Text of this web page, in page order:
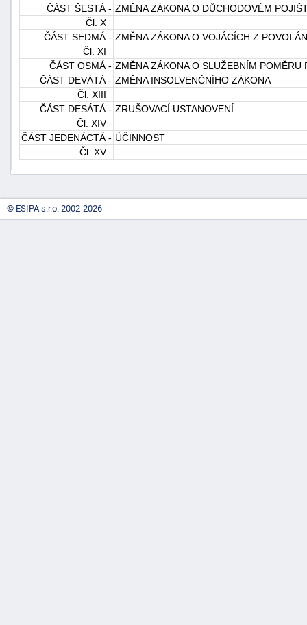
ČÁST ŠESTÁ - ZMĚNA ZÁKONA O DŮCHODOVÉM
Čl. X
ČÁST SEDMÁ - ZMĚNA ZÁKONA O VOJÁCÍCH Z
Čl. XI
ČÁST OSMÁ - ZMĚNA ZÁKONA O SLUŽEBNÍM
ČÁST DEVÁTÁ - ZMĚNA INSOLVENČNÍHO ZÁKONA
Čl. XIII
ČÁST DESÁTÁ - ZRUŠOVACÍ USTANOVENÍ
Čl. XIV
ČÁST JEDENÁCTÁ - ÚČINNOST
Čl. XV
-
náhrady
"náhradě
© ESIPA s.r.o. 2002-2026